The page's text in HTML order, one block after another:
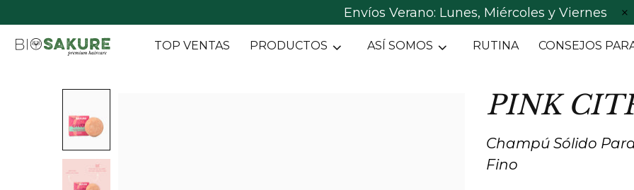
Envíos Verano: Lunes, Miércoles y Viernes
TOP VENTAS PRODUCTOS ASÍ SOMOS RUTINA CONSEJOS
PINK
Champú Sólido
Fino